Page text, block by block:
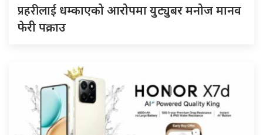
प्रहरीलाई धम्काएको आरोपमा युट्युबर मनोज मानव
फेरी पक्राउ